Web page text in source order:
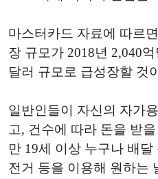
마스터카드 자료에 따르
장 규모가 2018년 2,040
달러 규모로 급성장할 것
일반인들이 자신의 자가
고, 건수에 따라 돈을 받
만 19세 이상 누구나 배
전거 등을 이용해 원하는